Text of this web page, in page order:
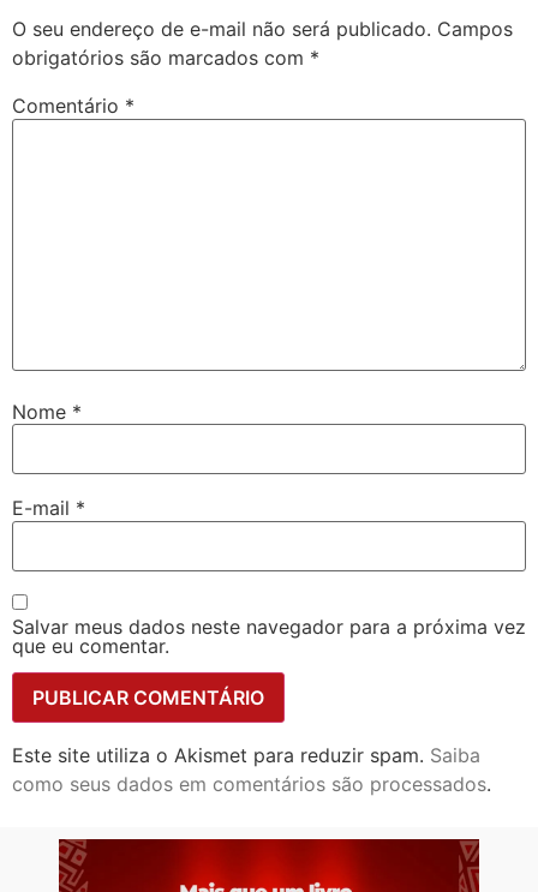
O seu endereço de e-mail não será publicado. Campos
obrigatórios são marcados com *
Comentário *
Nome *
E-mail *
Salvar meus dados neste navegador para a próxima vez
que eu comentar.
Este site utiliza o Akismet para reduzir spam. Saiba
como seus dados em comentários são processados.